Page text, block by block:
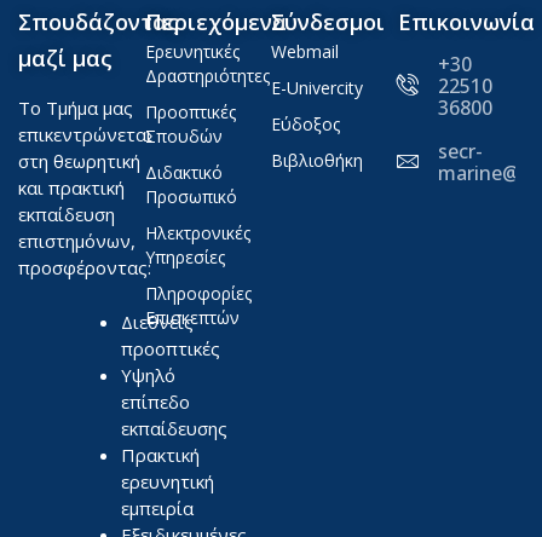
Σπουδάζοντας
μαζί μας
Το Τμήμα μας
επικεντρώνεται
στη θεωρητική
και πρακτική
εκπαίδευση
επιστημόνων,
προσφέροντας:
Διεθνείς
προοπτικές
Υψηλό
επίπεδο
εκπαίδευσης
Πρακτική
ερευνητική
εμπειρία
Περιεχόμενα
Ερευνητικές
Δραστηριότητες
Προοπτικές
Σπουδών
Διδακτικό
Προσωπικό
Ηλεκτρονικές
Υπηρεσίες
Πληροφορίες
Επισκεπτών
Σύνδεσμοι
Webmail
E-Univercity
Εύδοξος
Βιβλιοθήκη
Επικοινωνία
+30
22510
36800
secr-